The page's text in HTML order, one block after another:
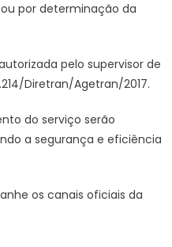
por determinação da
pelo supervisor de
Diretran/Agetran/2017.
do serviço serão
a segurança e eficiência
os canais oficiais da